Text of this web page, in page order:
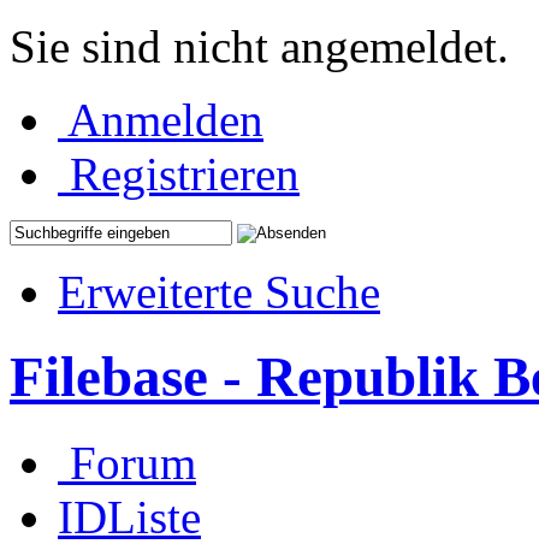
Sie sind nicht angemeldet.
Anmelden
Registrieren
Erweiterte Suche
Filebase - Republik
Forum
IDListe